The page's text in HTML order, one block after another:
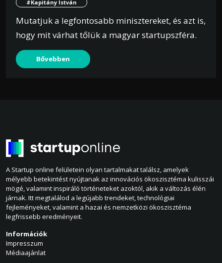
#Kapitány István
Mutatjuk a legfontosabb minisztereket, és azt is,
hogy mit várhat tőlük a magyar startupszféra.
Bővebben
A Startup online felületein olyan tartalmakat találsz, amelyek
mélyebb betekintést nyújtanak az innovációs ökoszisztéma kulisszái
mögé, valamint inspiráló történeteket azoktól, akik a változás élén
járnak. Itt megtalálod a legújabb trendeket, technológiai
fejleményeket, valamint a hazai és nemzetközi ökoszisztéma
legfrissebb eredményeit.
Információk
Impresszum
Médiaajánlat